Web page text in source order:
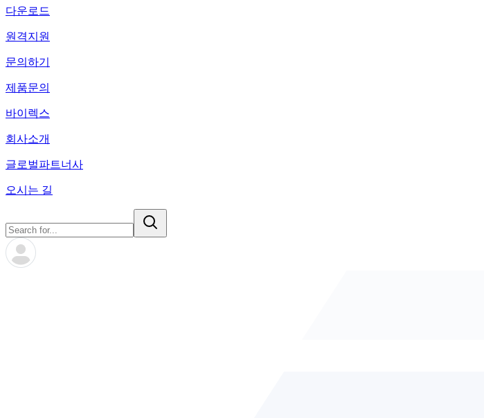
다운로드
원격지원
문의하기
제품문의
바이렉스
회사소개
글로벌파트너사
오시는 길